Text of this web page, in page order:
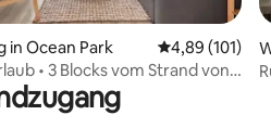
4,98 von 5, 133
in Ocean Park
4,89 (101)
• 3 Blocks vom Strand von
entfernt